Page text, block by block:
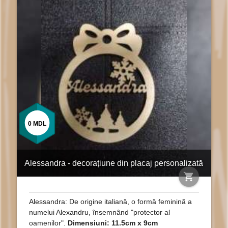
Alessandra - decorațiune din placaj personalizată
shopping_cart
0 MDL
Alessandra: De origine italiană, o formă feminină a
numelui Alexandru, însemnând "protector al
oamenilor". Dimensiuni: 11.5cm x 9cm